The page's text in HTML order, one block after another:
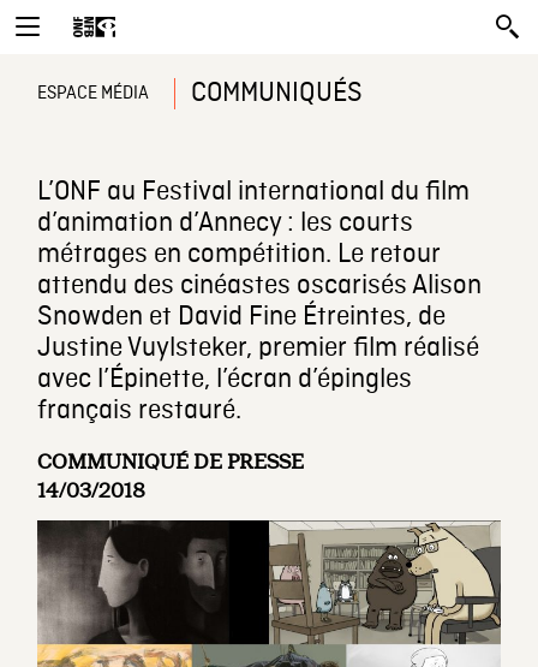
ESPACE MÉDIA COMMUNIQUÉS
L’ONF au Festival international du film
d’animation d’Annecy : les courts
métrages en compétition. Le retour
attendu des cinéastes oscarisés Alison
Snowden et David Fine Étreintes, de
Justine Vuylsteker, premier film réalisé
avec l’Épinette, l’écran d’épingles
français restauré.
COMMUNIQUÉ DE PRESSE
14/03/2018